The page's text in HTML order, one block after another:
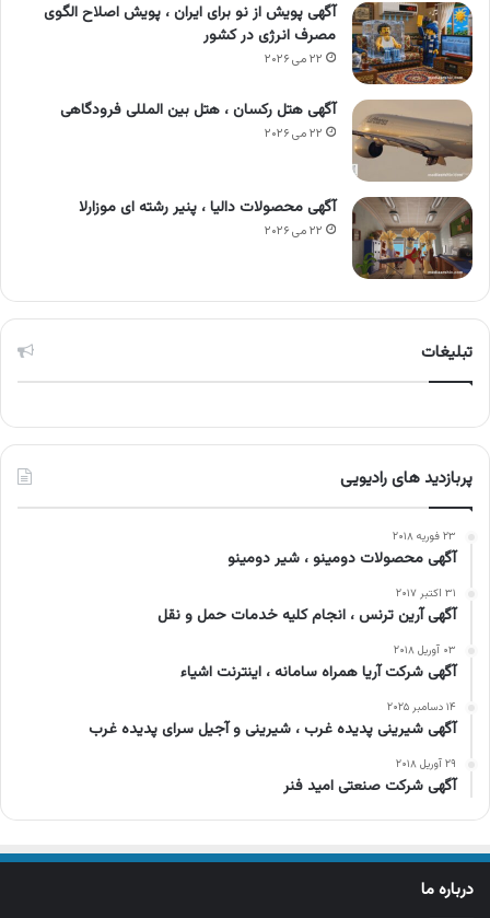
آگهی پویش از نو برای ایران ، پویش اصلاح الگوی
مصرف انرژی در کشور
۲۲ می ۲۰۲۶
آگهی هتل رکسان ، هتل بین المللی فرودگاهی
۲۲ می ۲۰۲۶
آگهی محصولات دالیا ، پنیر رشته ای موزارلا
۲۲ می ۲۰۲۶
تبلیغات
پربازدید های رادیویی
۲۳ فوریه ۲۰۱۸
آگهی محصولات دومینو ، شیر دومینو
۳۱ اکتبر ۲۰۱۷
آگهی آرین ترنس ، انجام کلیه خدمات حمل و نقل
۰۳ آوریل ۲۰۱۸
آگهی شرکت آریا همراه سامانه ، اینترنت اشیاء
۱۴ دسامبر ۲۰۲۵
آگهی شیرینی پدیده غرب ، شیرینی و آجیل سرای پدیده غرب
۲۹ آوریل ۲۰۱۸
آگهی شرکت صنعتی امید فنر
درباره ما